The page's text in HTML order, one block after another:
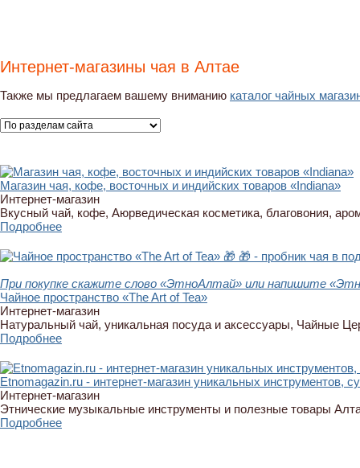
Интернет-магазины чая в Алтае
Также мы предлагаем вашему вниманию каталог чайных
Магазин чая, кофе, восточных и индийских товаров «Indiana»
Интернет-магазин
Вкусный чай, кофе, Аюрведическая косметика, благовония,
Подробнее
🎁 🎁 - пробник чая в
При покупке скажите слово «ЭтноАлтай» или напишите
Чайное пространство «The Art of Tea»
Интернет-магазин
Натуральный чай, уникальная посуда и аксессуары, Чайные
Подробнее
Etnomagazin.ru - интернет-магазин уникальных инструментов,
Интернет-магазин
Этнические музыкальные инструменты и полезные товары
Подробнее